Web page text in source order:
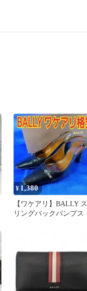
¥ 1,380
【ワケアリ】BALLY ス
リングバックパンプス